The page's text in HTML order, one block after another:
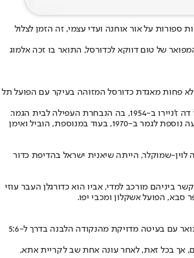
ובפער של שניות ספורות על אור אוחנה ועדי עצמי, זה הזמן לצלול
של טום דווקא לכדורסל, התואר בו זכה אלמוג
לא פחות מאגדת כדורסל המזוהה בעיקר עם הפועל תל
מדובר בשמעון שלח, שכשחקן שיחק בעמדת הרכז בהפועל תל אביב ושיחק עם נבחרת ישראל במשחקים האולימפיים בהלסינקי ב-1952, וכמו כן, גם באליפות העולם בריו דה ז'ניירו ב-1954, בה הנבחרת העפילה לבית הגמר.
כמאמן, לאחר פרישתו ממשחק בגיל 27, הוביל את הפועל תל אביב לזכייה בארבע אליפויות וגביע וכמו כן, אימן את נבחרת ישראל בדרך לזכייה במשחקי אסיה ב-1966 והגעה נוספת לגמר ב-1970, בעוד במנוספת, הוביל ואימן
שמוקלר, הייתה שיאנית ישראל בהדיפת כדור
מורכב למדי, אביו הוא כדורגלן העבר עוזי
עוד לפני היציאה לקריירת הבוגרים, אוחיון רשם מעבר יוקרתי למחלקת הנוער הנוצצת של מכבי תל אביב בתחילת עונת 2012/13, וכבר במשחקו הראשון הביא לצהובים תואר עם בעיטה מדויקת מהנקודה הלבנה בדרך ל-5:6
אך בכל זאת, לאחר עונה אחת שב לקריית אתא,